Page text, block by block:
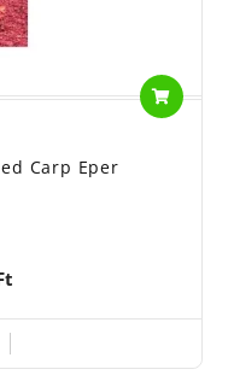
Carp Eper